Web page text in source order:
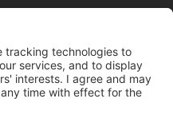
Wysyłka i Dostawa